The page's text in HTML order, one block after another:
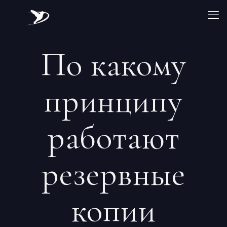
По какому
принципу
работают
резервные
копии